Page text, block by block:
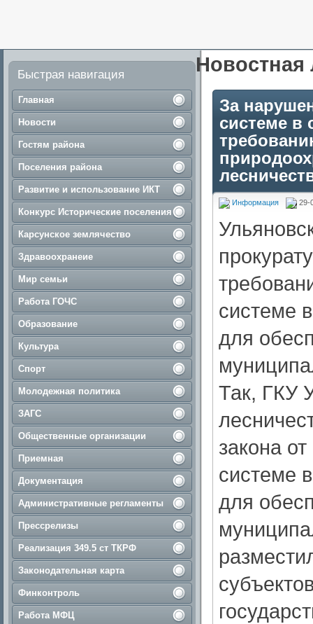
Быстрая навигация
Главная
Новости
Гостям района
Поселения района
Развитие и использование ИКТ
Конкурс Исторические поселения
Карсунское землячество
Здравоохранеие
Мир семьи
Работа ГОЧС
Образование
Культура
Спорт
Молодежная политика
ЗАГС
Общественные организации
Приемная
Документация
Административные регламенты
Прессрелизы
Реализация 349.5 ст ТКРФ
Законодательная карта
Финконтроль
Работа МФЦ
Новостная
За
системе в
Информация 29-
системе
для
Так, ГКУ
закона
системе
для